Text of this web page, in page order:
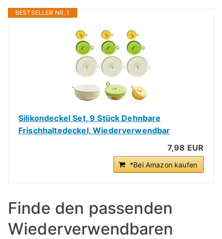
BESTSELLER NR. 1
Silikondeckel Set, 9 Stück Dehnbare
Frischhaltedeckel, Wiederverwendbar
7,98 EUR
*Bei Amazon kaufen
Finde den passenden
Wiederverwendbaren